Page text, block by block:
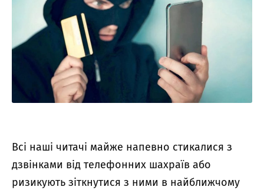
Всі наші читачі майже напевно стикалися з
дзвінками від телефонних шахраїв або
ризикують зіткнутися з ними в найближчому